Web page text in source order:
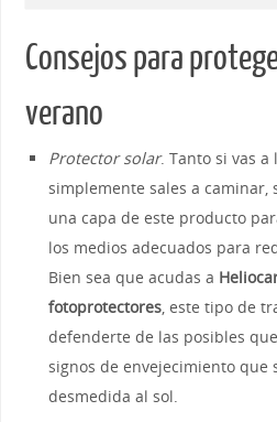
Consejos para
verano
Protector solar. Tanto si vas a
simplemente sales a caminar,
una capa de este producto
los medios adecuados para
Bien sea que acudas a
fotoprotectores , este tipo de
defenderte de las posibles
signos de envejecimiento que
desmedida al sol.